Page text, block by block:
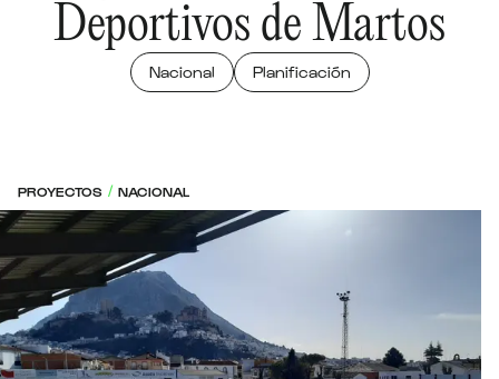
Deportivos de Martos
Nacional Planificación
PROYECTOS / NACIONAL